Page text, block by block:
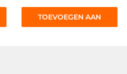
TOEVOEGEN AAN